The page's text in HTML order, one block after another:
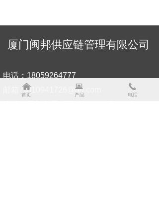
厦门闽邦供应链管理有限公司
电话：18059264777
邮箱：810941726@qq.com
낀
首页
뀵
产品
끅
电话